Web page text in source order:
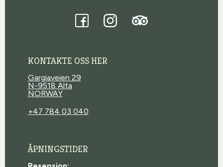
FacebookInstagram Tripadvisor
KONTAKTE OSS HER
Gargiaveien 29
N-9518 Alta
NORWAY
+47 784 03 040
ÅPNINGSTIDER